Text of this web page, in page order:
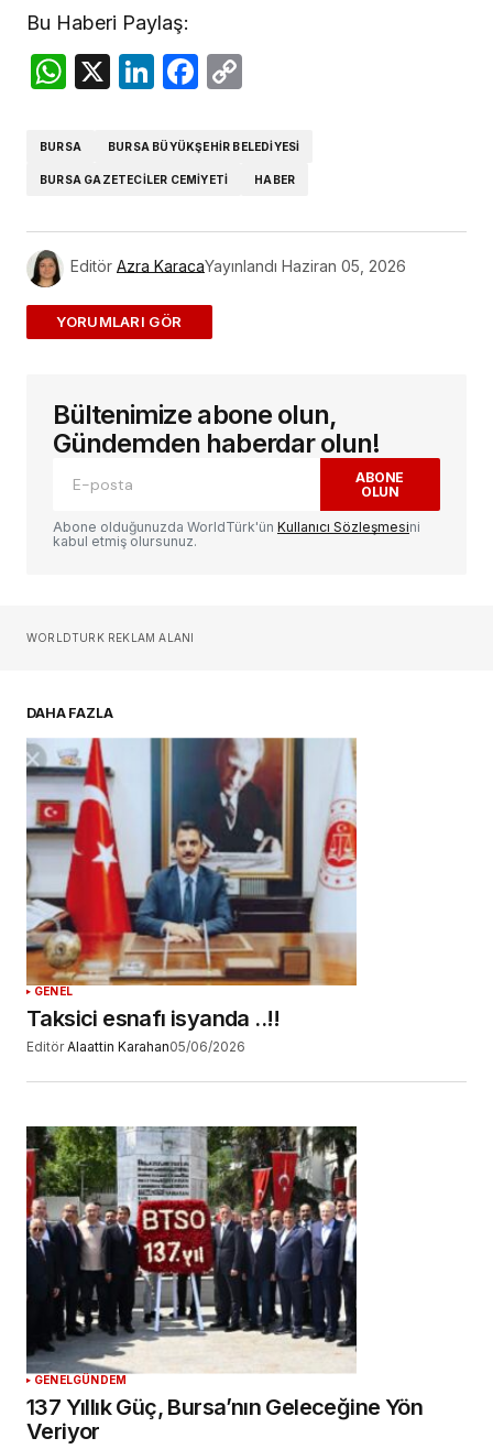
Bu Haberi Paylaş:
WhatsApp
X LinkedIn
Facebook
BURSA BURSA BÜYÜKŞEHIR BELEDIYESI
BURSA GAZETECILER CEMIYETI HABER
Editör Azra KaracaYayınlandı Haziran 05, 2026
ADD A COMMENT
E-posta adresiniz yayınlanmayacak.
alanlar*ile işaretlenmişlerdir
Yorum
Sizin adınız*
Daha sonraki yorumlarımda kullanılması için
adım, e-posta adresim ve site adresim bu
tarayıcıya kaydedilsin.
YORUM GÖNDER
Bültenimize abone olun,
Gündemden haberdar olun!
ABONE
OLUN
Abone olduğunuzda WorldTürk'ün Kullanıcı Sözleşmesini
kabul etmiş olursunuz.
WORLDTURK REKLAM ALANI
DAHA FAZLA
GENEL
Taksici esnafı isyanda ..!!
Editör Alaattin Karahan05/06/2026
GENELGÜNDEM
137 Yıllık Güç, Bursa’nın Geleceğine Yön
Veriyor